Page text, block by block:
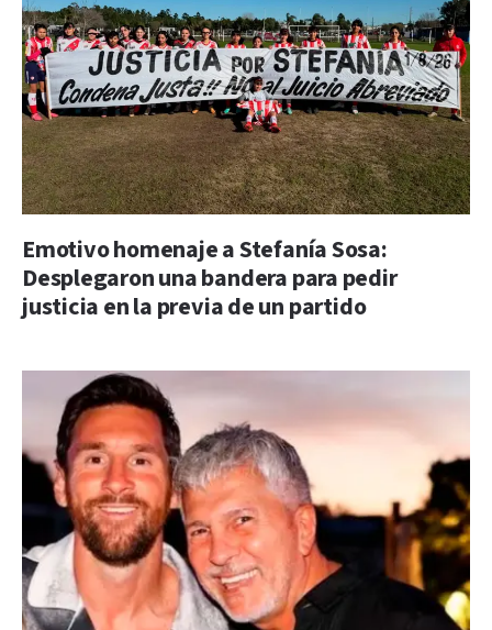
Emotivo homenaje a Stefanía Sosa:
Desplegaron una bandera para pedir
justicia en la previa de un partido